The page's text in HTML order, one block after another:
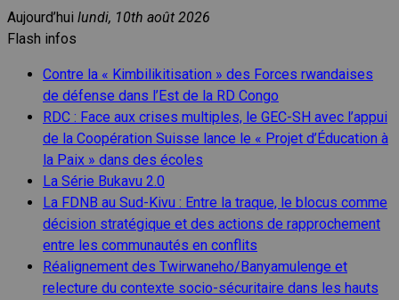
Aller
au
Aujourd’hui lundi, 10th août 2026
Flash infos
Contre la « Kimbilikitisation » des Forces rwandaises
de défense dans l’Est de la RD Congo
RDC : Face aux crises multiples, le GEC-SH avec l’appui
de la Coopération Suisse lance le « Projet d’Éducation à
la Paix » dans des écoles
La Série Bukavu 2.0
La FDNB au Sud-Kivu : Entre la traque, le blocus comme
décision stratégique et des actions de rapprochement
entre les communautés en conflits
Réalignement des Twirwaneho/Banyamulenge et
relecture du contexte socio-sécuritaire dans les hauts